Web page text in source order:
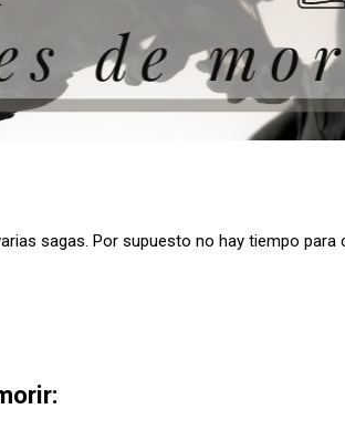
sagas. Por supuesto no hay tiempo para